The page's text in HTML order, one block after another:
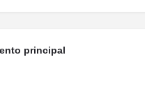
principal